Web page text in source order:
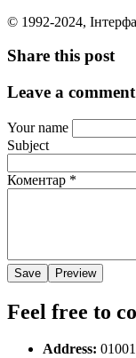
© 1992-2024,
Share this post
Leave a comment
Your name
Subject
Коментар *
Feel free to
Address: